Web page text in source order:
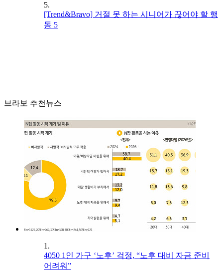
5.
[Trend&Bravo] 거절 못 하는 시니어가 끊어야 할 행
동 5
브라보 추천뉴스
1.
4050 1인 가구 ‘노후’ 걱정, “노후 대비 자금 준비
어려워”